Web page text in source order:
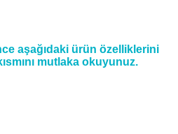
aşağıdaki ürün özelliklerini
mutlaka okuyunuz.